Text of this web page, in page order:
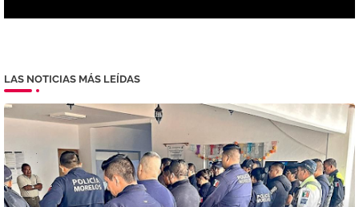
LAS NOTICIAS MÁS LEÍDAS